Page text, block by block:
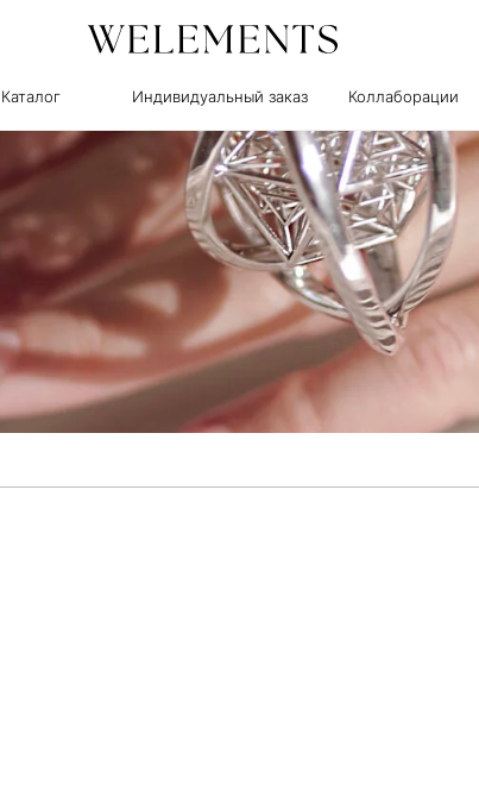
Коллаборации
Индивидуальный заказ
Каталог